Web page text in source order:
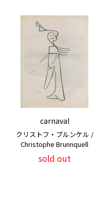
carnaval
クリストフ・ブルンケル /
Christophe Brunnquell
sold out